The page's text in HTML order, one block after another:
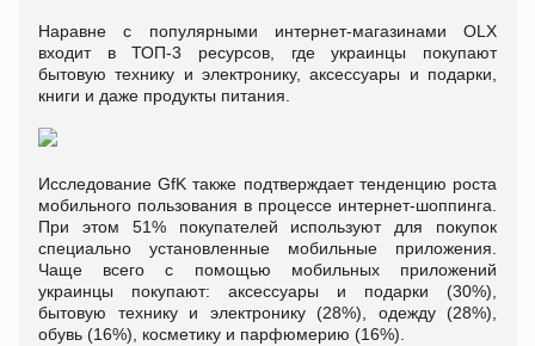
Наравне с популярными интернет-магазинами OLX
входит в ТОП-3 ресурсов, где украинцы покупают
бытовую технику и электронику, аксессуары и подарки,
книги и даже продукты питания.
Исследование GfK также подтверждает тенденцию роста
мобильного пользования в процессе интернет-шоппинга.
При этом 51% покупателей используют для покупок
специально установленные мобильные приложения.
Чаще всего с помощью мобильных приложений
украинцы покупают: аксессуары и подарки (30%),
бытовую технику и электронику (28%), одежду (28%),
обувь (16%), косметику и парфюмерию (16%).